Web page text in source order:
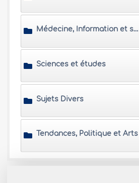
Médecine, Information et sujets contemporains
Sciences et études
Sujets Divers
Tendances, Politique et Arts